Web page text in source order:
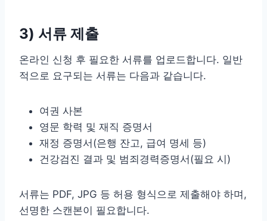
3) 서류 제출
온라인 신청 후 필요한 서류를 업로드합니다. 일반
적으로 요구되는 서류는 다음과 같습니다.
여권 사본
영문 학력 및 재직 증명서
재정 증명서(은행 잔고, 급여 명세 등)
건강검진 결과 및 범죄경력증명서(필요 시)
서류는 PDF, JPG 등 허용 형식으로 제출해야 하며,
선명한 스캔본이 필요합니다.